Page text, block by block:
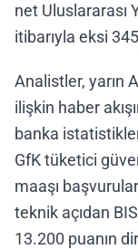
net Uluslararası
itibarıyla eksi
Analistler, yarın
ilişkin haber
banka
GfK tüketici
maaşı
teknik açıdan
13.200 puanın